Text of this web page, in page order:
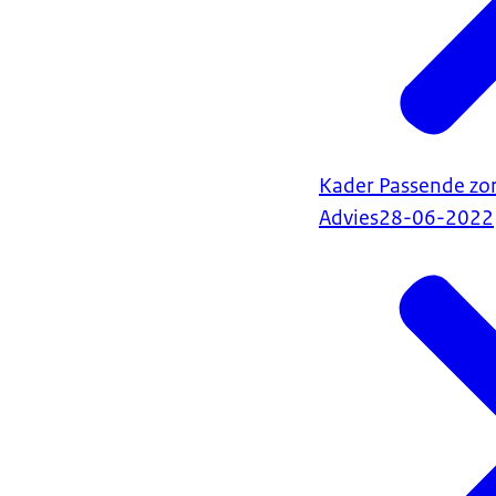
Kader Passende
Advies28-06-2022